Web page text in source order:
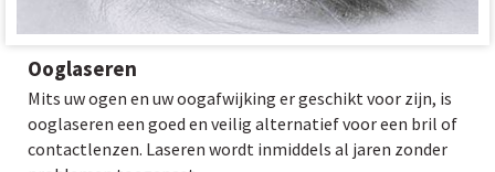
Ooglaseren
Mits uw ogen en uw oogafwijking er geschikt voor zijn, is
ooglaseren een goed en veilig alternatief voor een bril of
contactlenzen. Laseren wordt inmiddels al jaren zonder